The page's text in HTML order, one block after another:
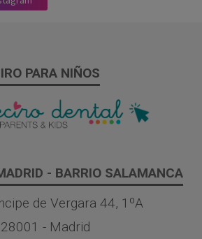
PARA NIÑOS
- BARRIO SALAMANCA
de Vergara 44, 1ºA
28001 - Madrid